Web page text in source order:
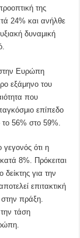
της
24% και ανήλθε
δυναμική
στην Ευρώπη
εξάμηνο του
που
επίπεδο
το 56% στο 59%.
γεγονός ότι η
8%. Πρόκειται
δείκτης για την
επιτακτική
πράξη.
τάση